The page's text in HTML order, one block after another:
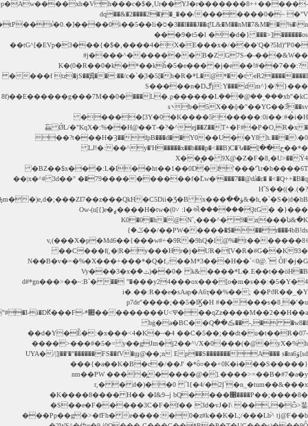
3��l���J��ʠ!L&�M��nM�7&M��%�\n�ס�i[��PD��K>p��@c���0�{�{�'K.�Q�ۗ:�g�́�U��/'L��P�+�9�(aEn�`{d�]5:����tP��sⷺ�0.�]����0i��5��li�@��ځ�EE!
�h,�`�S�|d�hB&ۋ��x��� C5Dii�Ʒ�B�e,d�;���ZI7��z���QkH(��w�ђm�((d���+����#����6[����ò"��^���C�R�́4������-